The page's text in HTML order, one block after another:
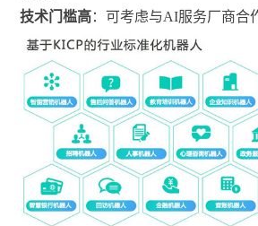
技术门槛高：可考虑与AI服务厂商合